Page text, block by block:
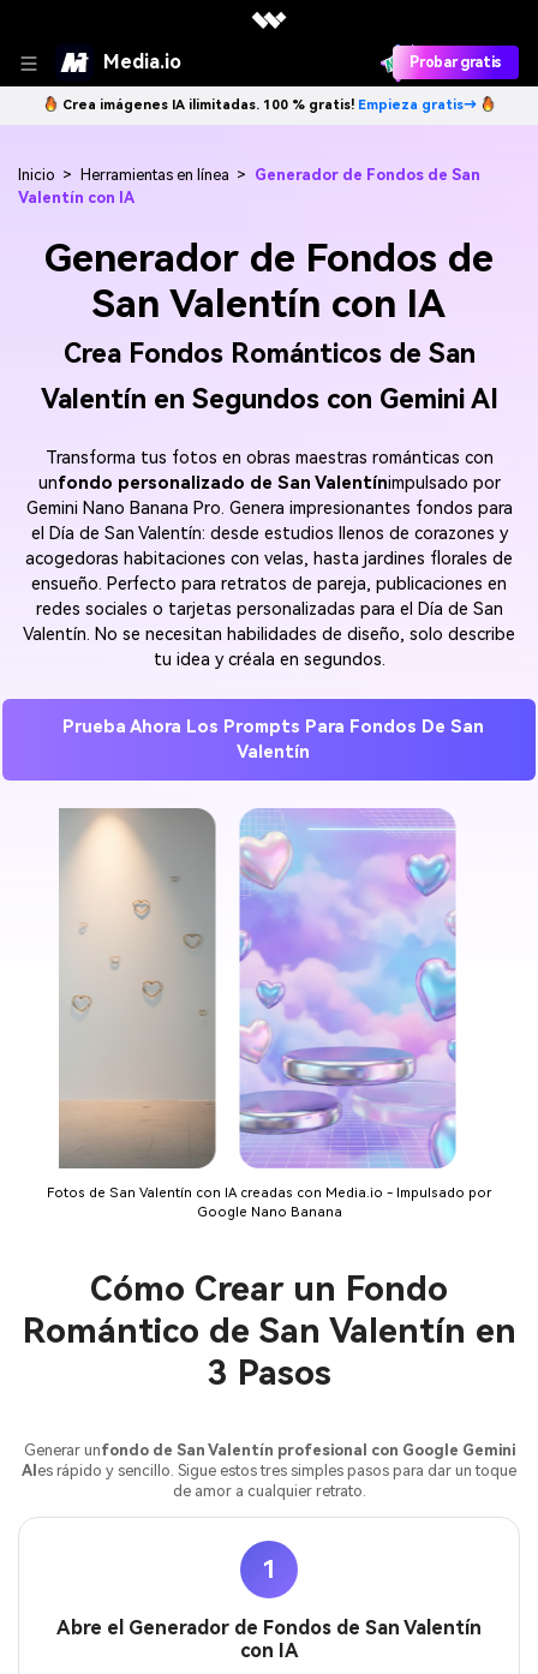
Media.io Probar gratis
Crea imágenes IA ilimitadas. 100 % gratis! Empieza gratis→
Inicio > Herramientas en línea > Generador de Fondos de San
Valentín con IA
Generador de Fondos de
San Valentín con IA
Crea Fondos Románticos de San
Valentín en Segundos con Gemini AI
Transforma tus fotos en obras maestras románticas con
unfondo personalizado de San Valentínimpulsado por
Gemini Nano Banana Pro. Genera impresionantes fondos para
el Día de San Valentín: desde estudios llenos de corazones y
acogedoras habitaciones con velas, hasta jardines florales de
ensueño. Perfecto para retratos de pareja, publicaciones en
redes sociales o tarjetas personalizadas para el Día de San
Valentín. No se necesitan habilidades de diseño, solo describe
tu idea y créala en segundos.
Prueba Ahora Los Prompts Para Fondos De San
Valentín
Fotos de San Valentín con IA creadas con Media.io - Impulsado por
Google Nano Banana
Cómo Crear un Fondo
Romántico de San Valentín en
3 Pasos
Generar unfondo de San Valentín profesional con Google Gemini
AI es rápido y sencillo. Sigue estos tres simples pasos para dar un toque
de amor a cualquier retrato.
1
Abre el Generador de Fondos de San Valentín
con IA